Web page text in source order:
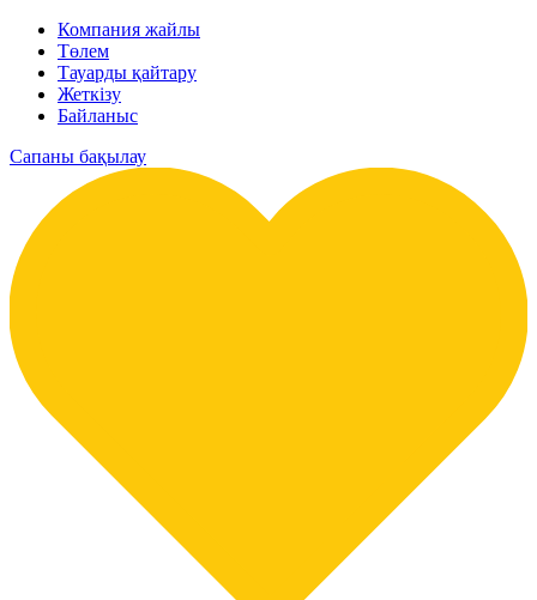
Компания жайлы
Төлем
Тауарды қайтару
Жеткізу
Байланыс
Сапаны бақылау